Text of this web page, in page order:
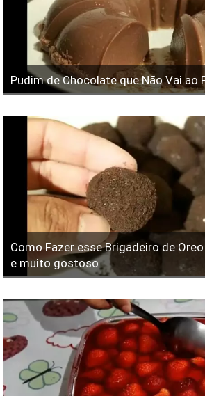
Pudim de Chocolate que Não Vai ao
Como Fazer esse Brigadeiro de
e muito gostoso